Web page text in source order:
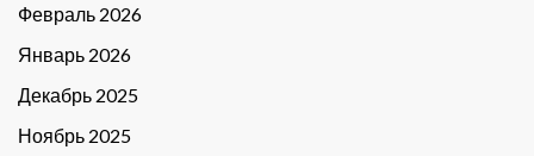
Февраль 2026
Январь 2026
Декабрь 2025
Ноябрь 2025